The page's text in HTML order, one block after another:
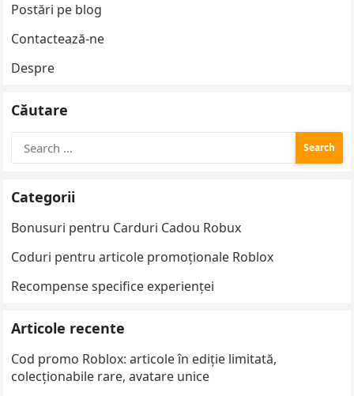
Postări pe blog
Contactează-ne
Despre
Căutare
for:
Categorii
Bonusuri pentru Carduri Cadou Robux
Coduri pentru articole promoționale Roblox
Recompense specifice experienței
Articole recente
Cod promo Roblox: articole în ediție limitată,
colecționabile rare, avatare unice